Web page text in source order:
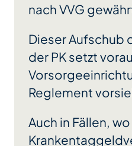
nach VVG
Dieser Aufschub
der PK setzt
Reglement
Auch in Fällen,